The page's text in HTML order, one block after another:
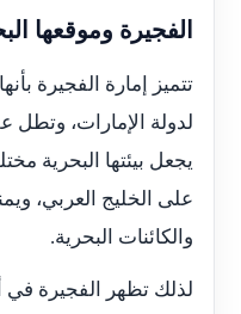
الفجيرة وموقعها
تتميز إمارة الفجيرة
لدولة الإمارات، وتطل
يجعل بيئتها البحرية
على الخليج العربي،
والكائنات البحرية.
لذلك تظهر الفجيرة في